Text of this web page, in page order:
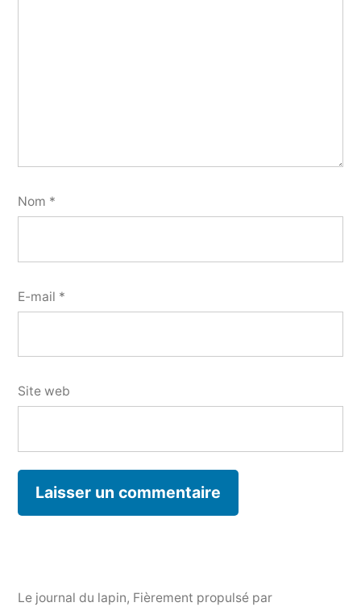
Nom *
E-mail *
Site web
Le journal du lapin, Fièrement propulsé par